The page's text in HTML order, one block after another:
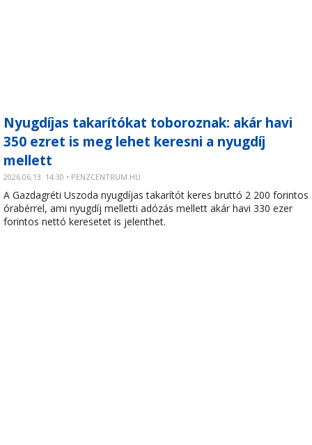
Nyugdíjas takarítókat toboroznak: akár havi
350 ezret is meg lehet keresni a nyugdíj
mellett
2026.06.13. 14:30 • PENZCENTRUM.HU
A Gazdagréti Uszoda nyugdíjas takarítót keres bruttó 2 200 forintos
órabérrel, ami nyugdíj melletti adózás mellett akár havi 330 ezer
forintos nettó keresetet is jelenthet.